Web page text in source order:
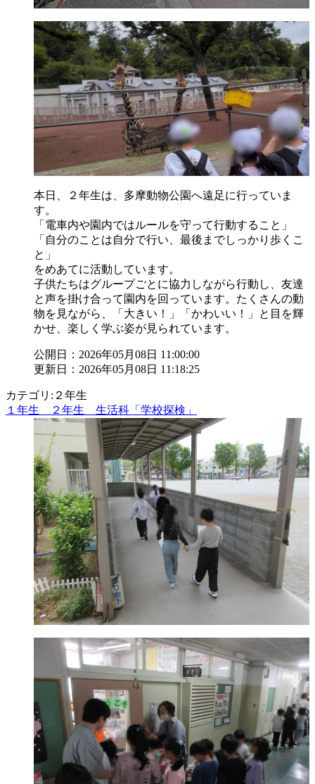
本日、２年生は、多摩動物公園へ遠足に行っていま
す。
「電車内や園内ではルールを守って行動すること」
「自分のことは自分で行い、最後までしっかり歩くこ
と」
をめあてに活動しています。
子供たちはグループごとに協力しながら行動し、友達
と声を掛け合って園内を回っています。たくさんの動
物を見ながら、「大きい！」「かわいい！」と目を輝
かせ、楽しく学ぶ姿が見られています。
公開日：2026年05月08日 11:00:00
更新日：2026年05月08日 11:18:25
カテゴリ:２年生
１年生 ２年生 生活科「学校探検」